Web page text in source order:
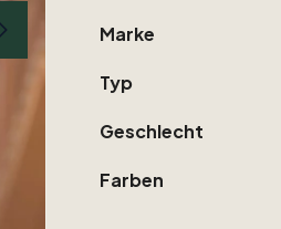
Marke
Typ
Geschlecht
Farben